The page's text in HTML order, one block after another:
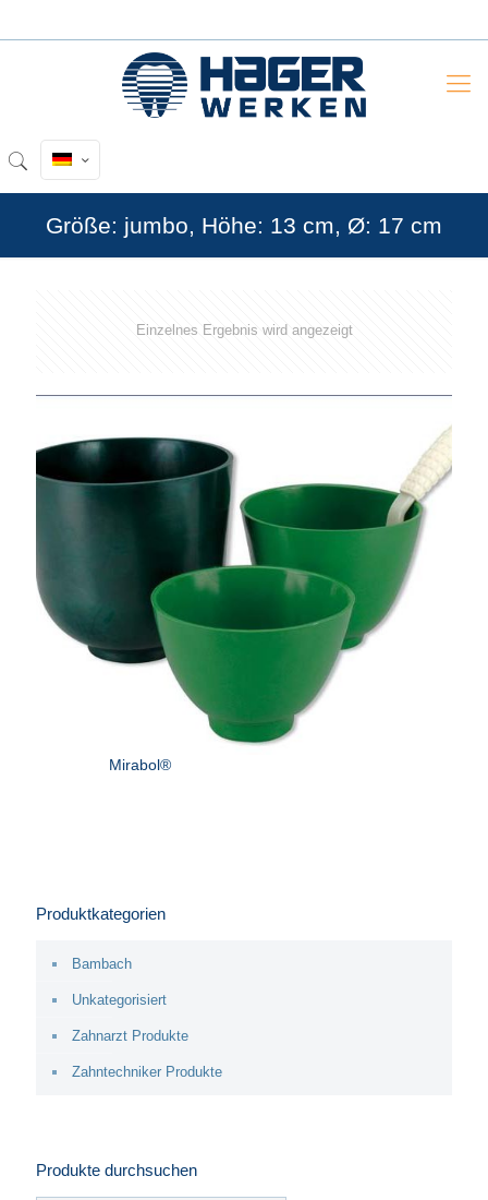
Größe: jumbo, Höhe: 13 cm, Ø: 17 cm
Einzelnes Ergebnis wird angezeigt
Mirabol®
Produktkategorien
Bambach
Unkategorisiert
Zahnarzt Produkte
Zahntechniker Produkte
Produkte durchsuchen